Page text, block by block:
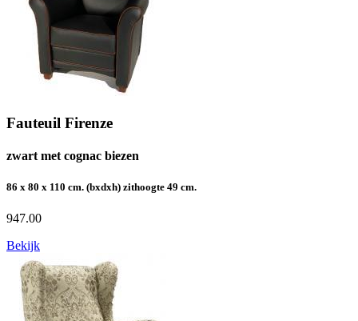
Fauteuil Firenze
zwart met cognac biezen
86 x 80 x 110 cm. (bxdxh) zithoogte 49 cm.
947.00
Bekijk